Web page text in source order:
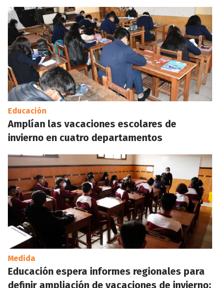
Educación
Amplían las vacaciones escolares de
invierno en cuatro departamentos
Medida
Educación espera informes regionales para
definir ampliación de vacaciones de invierno;